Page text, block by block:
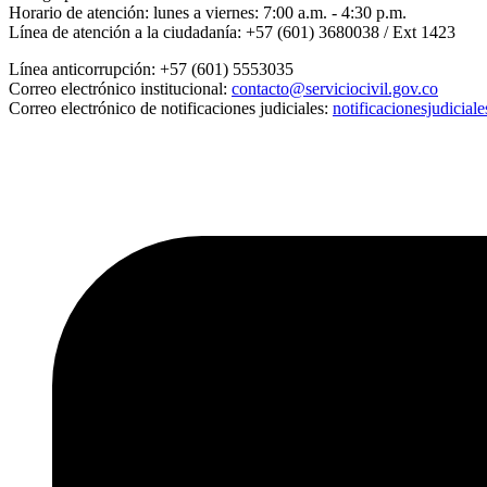
Horario de atención: lunes a viernes: 7:00 a.m. - 4:30 p.m.
Línea de atención a la ciudadanía: +57 (601) 3680038 / Ext 1423
Línea anticorrupción: +57 (601) 5553035
Correo electrónico institucional: contacto@serviciocivil.gov.co
Correo electrónico de notificaciones judiciales: